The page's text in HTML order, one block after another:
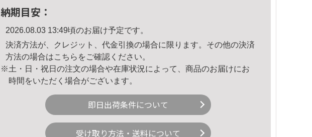
納期目安：
2026.08.03 13:49頃のお届け予定です。
決済方法が、クレジット、代金引換の場合に限ります。その他の決済
方法の場合はこちら をご確認ください。
※土・日・祝日の注文の場合や在庫状況によって、商品のお届けにお
時間をいただく場合がございます。
即日出荷条件について
受け取り方法・送料について